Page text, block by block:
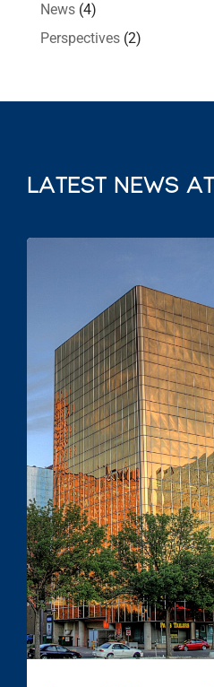
News(4)
Perspectives(2)
LATEST NEWS